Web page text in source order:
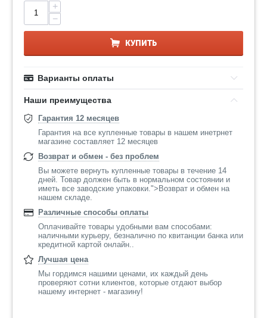
+
−
КУПИТЬ
Варианты оплаты
Наши преимущества
Гарантия 12 месяцев
Гарантия на все купленные товары в нашем инетрнет
магазине составляет 12 месяцев
Возврат и обмен - без проблем
Вы можете вернуть купленные товары в течение 14
дней. Товар должен быть в нормальном состоянии и
иметь все заводские упаковки.">Возврат и обмен на
нашем складе.
Различные способы оплаты
Оплачивайте товары удобными вам способами:
наличными курьеру, безналично по квитанции банка или
кредитной картой онлайн..
Лучшая цена
Мы гордимся нашими ценами, их каждый день
проверяют сотни клиентов, которые отдают выбор
нашему интернет - магазину!